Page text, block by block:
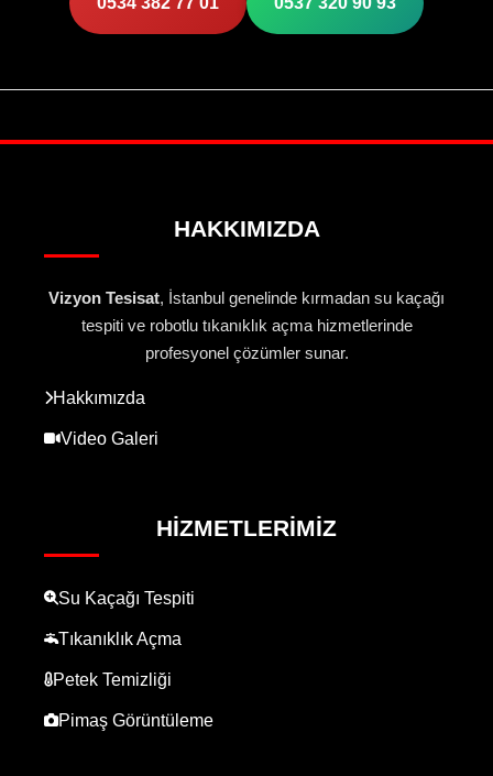
HAKKIMIZDA
Vizyon Tesisat, İstanbul genelinde kırmadan su kaçağı
tespiti ve robotlu tıkanıklık açma hizmetlerinde
profesyonel çözümler sunar.
Hakkımızda
Video Galeri
HIZMETLERIMIZ
Su Kaçağı Tespiti
Tıkanıklık Açma
Petek Temizliği
Pimaş Görüntüleme